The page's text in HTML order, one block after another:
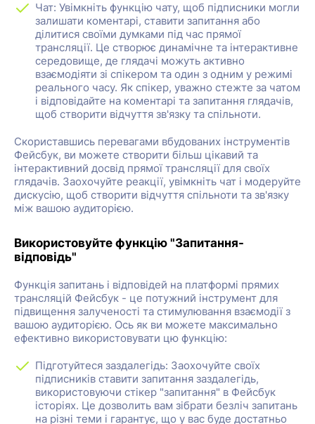
Чат: Увімкніть функцію чату, щоб підписники могли
залишати коментарі, ставити запитання або
ділитися своїми думками під час прямої
трансляції. Це створює динамічне та інтерактивне
середовище, де глядачі можуть активно
взаємодіяти зі спікером та один з одним у режимі
реального часу. Як спікер, уважно стежте за чатом
і відповідайте на коментарі та запитання глядачів,
щоб створити відчуття зв'язку та спільноти.
Скориставшись перевагами вбудованих інструментів
Фейсбук, ви можете створити більш цікавий та
інтерактивний досвід прямої трансляції для своїх
глядачів. Заохочуйте реакції, увімкніть чат і модеруйте
дискусію, щоб створити відчуття спільноти та зв'язку
між вашою аудиторією.
Використовуйте функцію "Запитання-
відповідь"
Функція запитань і відповідей на платформі прямих
трансляцій Фейсбук - це потужний інструмент для
підвищення залученості та стимулювання взаємодії з
вашою аудиторією. Ось як ви можете максимально
ефективно використовувати цю функцію:
Підготуйтеся заздалегідь: Заохочуйте своїх
підписників ставити запитання заздалегідь,
використовуючи стікер "запитання" в Фейсбук
історіях. Це дозволить вам зібрати безліч запитань
на різні теми і гарантує, що у вас буде достатньо